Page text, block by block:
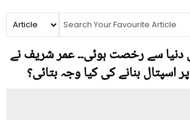
دنیا سے رخصت ہوئی۔۔ عمر شریف نے
اسپتال بنانے کی کیا وجہ بتائی؟